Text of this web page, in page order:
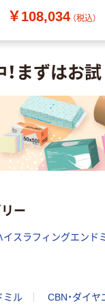
XPM-EMS-40 1本（直
￥108,034 （税込）
まずはお
ー
イスラフィングエンド
ミル CBN・ダイ